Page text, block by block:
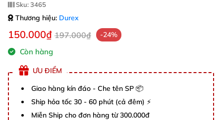
Sku:3465
Thương hiệu: Durex
150.000₫ 197.000₫ -24%
Còn hàng
ƯU ĐIỂM
Giao hàng kín đáo - Che tên SP 📦
Ship hỏa tốc 30 - 60 phút (cả đêm) ⚡
Miễn Ship cho đơn hàng từ 300.000đ